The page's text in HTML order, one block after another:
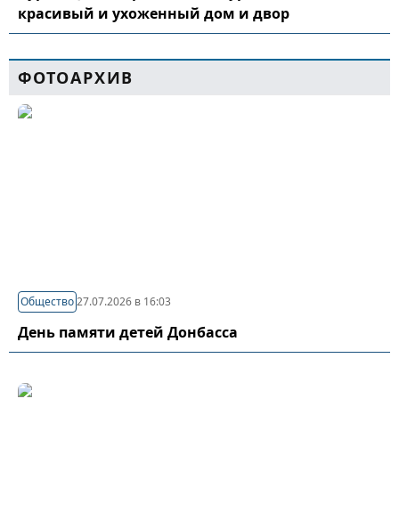
красивый и ухоженный дом и двор
ФОТОАРХИВ
Общество27.07.2026 в 16:03
День памяти детей Донбасса